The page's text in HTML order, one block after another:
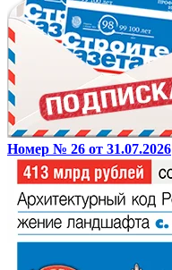
Номер № 26 от 31.07.2026